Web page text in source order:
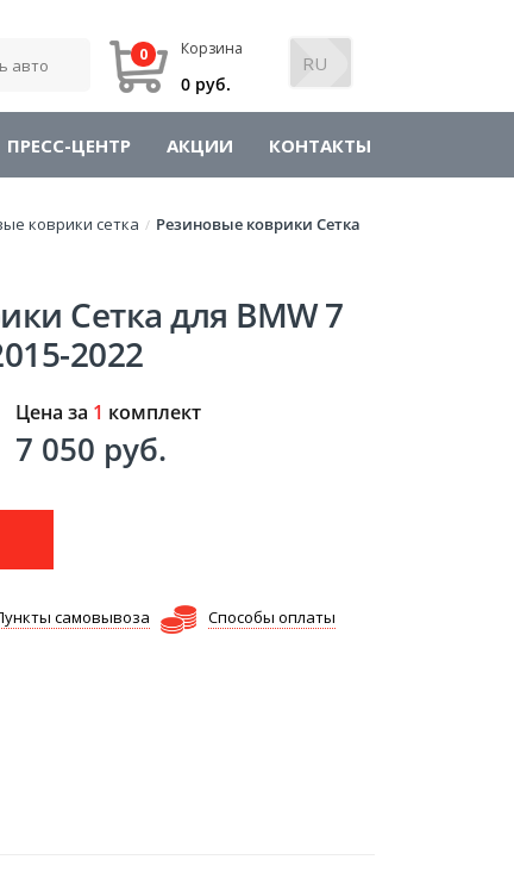
Корзина
0
0 руб.
ПРЕСС-ЦЕНТР АКЦИИ КОНТАКТЫ
коврики сетка / Резиновые коврики Сетка
Сетка для BMW 7
2022
Цена за 1 комплект
7 050 руб.
самовывоза Способы оплаты